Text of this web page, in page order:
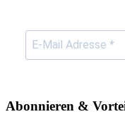
Abonnieren &